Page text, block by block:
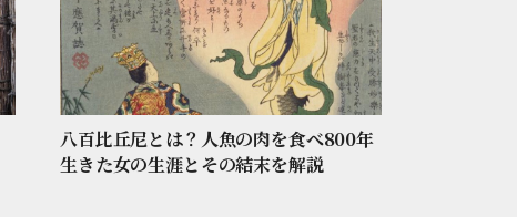
八百比丘尼とは？人魚の肉を食べ800年
生きた女の生涯とその結末を解説